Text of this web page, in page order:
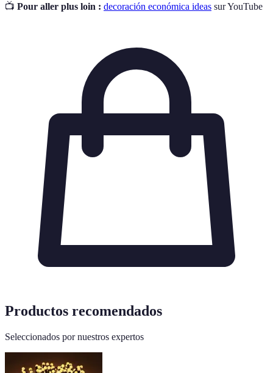
📺 Pour aller plus loin : decoración económica ideas sur YouTube
Productos recomendados
Seleccionados por nuestros expertos